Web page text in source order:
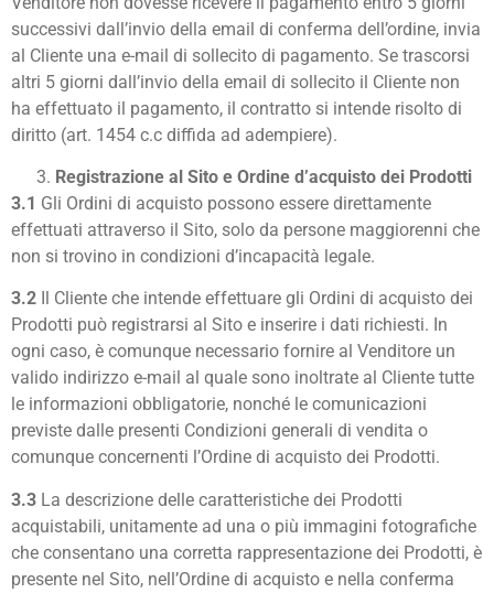
successivi dall’invio della email di conferma dell’ordine, invia
al Cliente una e-mail di sollecito di pagamento. Se trascorsi
altri 5 giorni dall’invio della email di sollecito il Cliente non
ha effettuato il pagamento, il contratto si intende risolto di
diritto (art. 1454 c.c diffida ad adempiere).
Registrazione al Sito e Ordine d’acquisto dei Prodotti
3.1 Gli Ordini di acquisto possono essere direttamente
effettuati attraverso il Sito, solo da persone maggiorenni che
non si trovino in condizioni d’incapacità legale.
3.2 Il Cliente che intende effettuare gli Ordini di acquisto dei
Prodotti può registrarsi al Sito e inserire i dati richiesti. In
ogni caso, è comunque necessario fornire al Venditore un
valido indirizzo e-mail al quale sono inoltrate al Cliente tutte
le informazioni obbligatorie, nonché le comunicazioni
previste dalle presenti Condizioni generali di vendita o
comunque concernenti l’Ordine di acquisto dei Prodotti.
3.3 La descrizione delle caratteristiche dei Prodotti
acquistabili, unitamente ad una o più immagini fotografiche
che consentano una corretta rappresentazione dei Prodotti, è
presente nel Sito, nell’Ordine di acquisto e nella conferma